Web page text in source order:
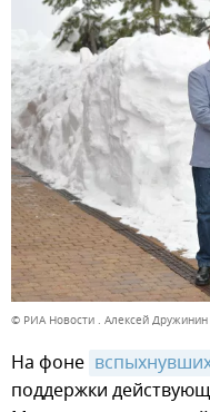
© РИА Новости . Алексей Дружинин
На фоне
поддержки